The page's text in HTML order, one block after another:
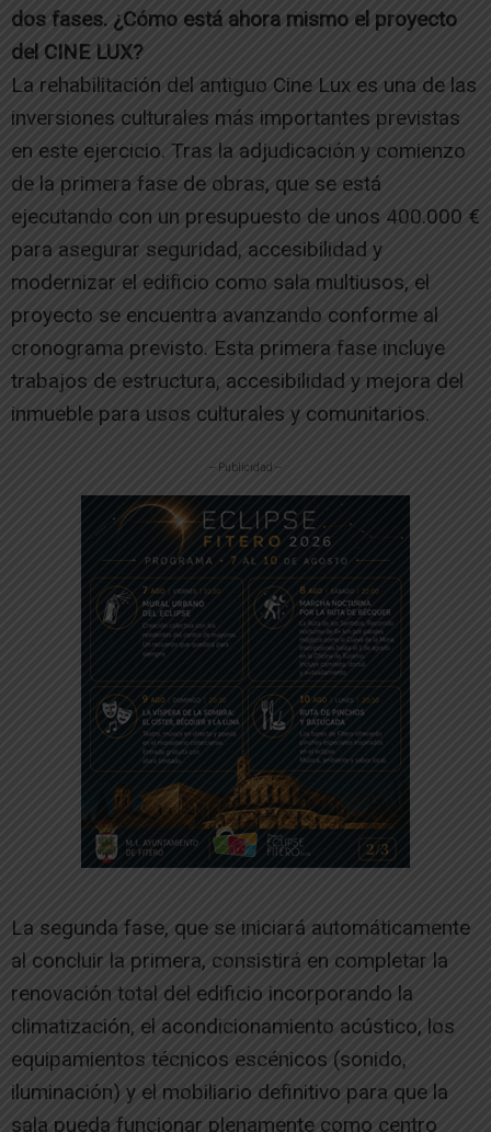
dos fases. ¿Cómo está ahora mismo el proyecto
del CINE LUX?
La rehabilitación del antiguo Cine Lux es una de las
inversiones culturales más importantes previstas
en este ejercicio. Tras la adjudicación y comienzo
de la primera fase de obras, que se está
ejecutando con un presupuesto de unos 400.000 €
para asegurar seguridad, accesibilidad y
modernizar el edificio como sala multiusos, el
proyecto se encuentra avanzando conforme al
cronograma previsto. Esta primera fase incluye
trabajos de estructura, accesibilidad y mejora del
inmueble para usos culturales y comunitarios.
-- Publicidad --
La segunda fase, que se iniciará automáticamente
al concluir la primera, consistirá en completar la
renovación total del edificio incorporando la
climatización, el acondicionamiento acústico, los
equipamientos técnicos escénicos (sonido,
iluminación) y el mobiliario definitivo para que la
sala pueda funcionar plenamente como centro